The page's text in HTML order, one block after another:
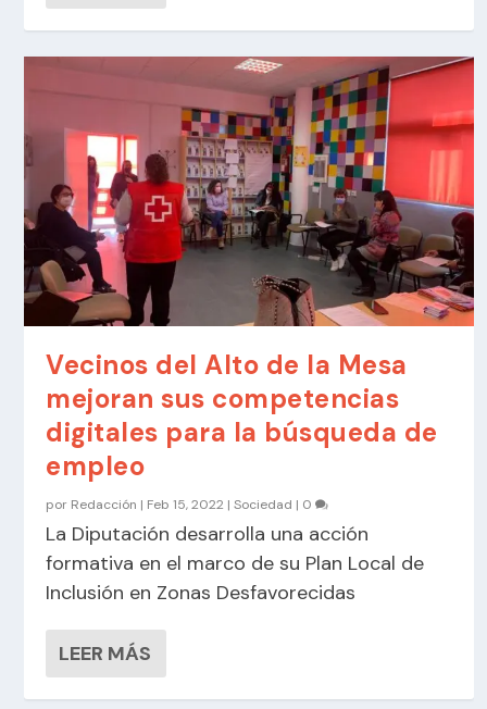
Vecinos del Alto de la Mesa
mejoran sus competencias
digitales para la búsqueda de
empleo
por Redacción | Feb 15, 2022 |Sociedad | 0
La Diputación desarrolla una acción
formativa en el marco de su Plan Local de
Inclusión en Zonas Desfavorecidas
LEER MÁS